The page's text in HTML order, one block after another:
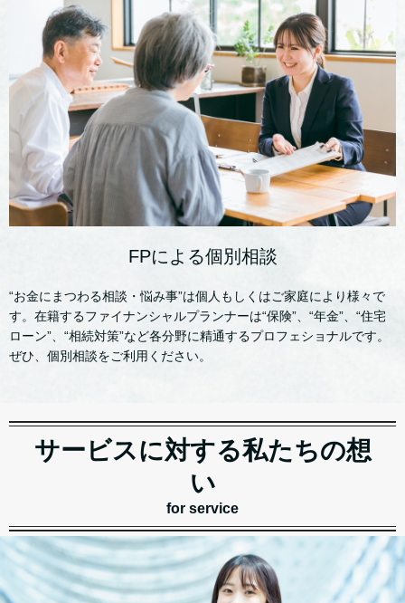
FPによる個別相談
“お金にまつわる相談・悩み事”は個人もしくはご家庭により様々で
す。在籍するファイナンシャルプランナーは“保険”、“年金”、“住宅
ローン”、“相続対策”など各分野に精通するプロフェショナルです。
ぜひ、個別相談をご利用ください。
サービスに対する私たちの想
い
for service